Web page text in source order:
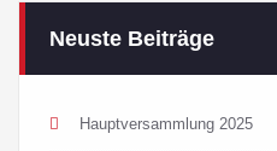
Neuste Beiträge
Hauptversammlung 2025